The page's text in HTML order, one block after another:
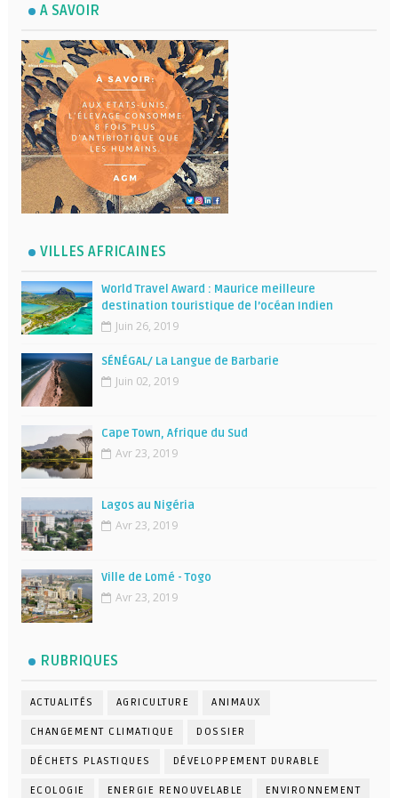
A SAVOIR
VILLES AFRICAINES
World Travel Award : Maurice meilleure
destination touristique de l’océan Indien
Juin 26, 2019
SÉNÉGAL/ La Langue de Barbarie
Juin 02, 2019
Cape Town, Afrique du Sud
Avr 23, 2019
Lagos au Nigéria
Avr 23, 2019
Ville de Lomé - Togo
Avr 23, 2019
RUBRIQUES
ACTUALITÉS AGRICULTURE ANIMAUX
CHANGEMENT CLIMATIQUE DOSSIER
DÉCHETS PLASTIQUES DÉVELOPPEMENT DURABLE
ECOLOGIE ENERGIE RENOUVELABLE ENVIRONNEMENT